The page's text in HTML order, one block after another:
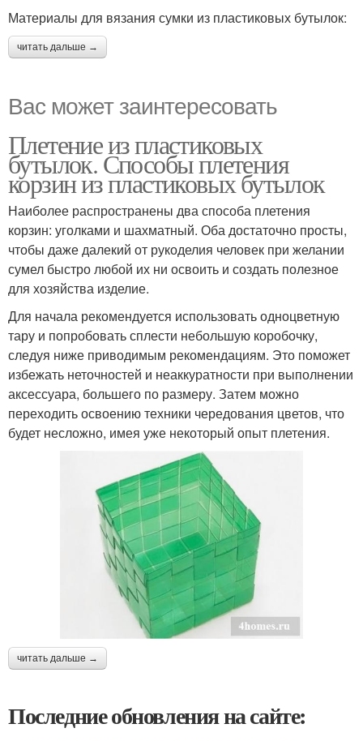
Материалы для вязания сумки из пластиковых бутылок:
читать дальше →
Вас может заинтересовать
Плетение из пластиковых
бутылок. Способы плетения
корзин из пластиковых бутылок
Наиболее распространены два способа плетения
корзин: уголками и шахматный. Оба достаточно просты,
чтобы даже далекий от рукоделия человек при желании
сумел быстро любой их ни освоить и создать полезное
для хозяйства изделие.
Для начала рекомендуется использовать одноцветную
тару и попробовать сплести небольшую коробочку,
следуя ниже приводимым рекомендациям. Это поможет
избежать неточностей и неаккуратности при выполнении
аксессуара, большего по размеру. Затем можно
переходить освоению техники чередования цветов, что
будет несложно, имея уже некоторый опыт плетения.
читать дальше →
Последние обновления на сайте: